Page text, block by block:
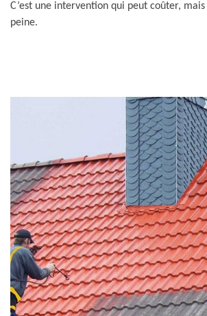
C’est une intervention qui peut coûter,
peine.